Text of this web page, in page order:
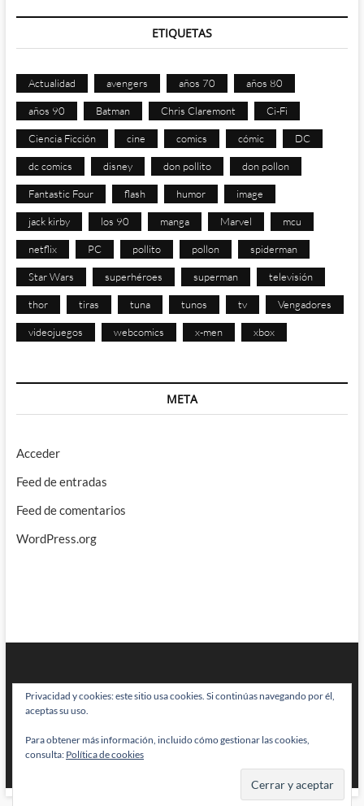
ETIQUETAS
Actualidad avengers años 70 años 80
años 90 Batman Chris Claremont Ci-Fi
Ciencia Ficción cine comics cómic DC
dc comics disney don pollito don pollon
Fantastic Four flash humor image
jack kirby los 90 manga Marvel mcu
netflix PC pollito pollon spiderman
Star Wars superhéroes superman televisión
thor tiras tuna tunos tv Vengadores
videojuegos webcomics x-men xbox
META
Acceder
Feed de entradas
Feed de comentarios
WordPress.org
BRAINSTOMPING| Diseñado por:Theme Freesia|WordPress| © Todos
los derechos reservados
Privacidad y cookies: este sitio usa cookies. Si continúas navegando por él,
aceptas su uso.
Para obtener más información, incluido cómo gestionar las cookies,
consulta: Política de cookies